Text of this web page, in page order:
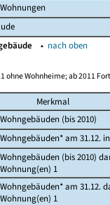
Wohnungen
▴ nach oben
ohne Wohnheime; ab 2011
Merkmal
Wohngebäuden (bis 2010)
Wohngebäuden* am 31.12.
Wohngebäuden (bis 2010)
Wohnung(en) 1
Wohngebäuden* am 31.12.
Wohnung(en) 1